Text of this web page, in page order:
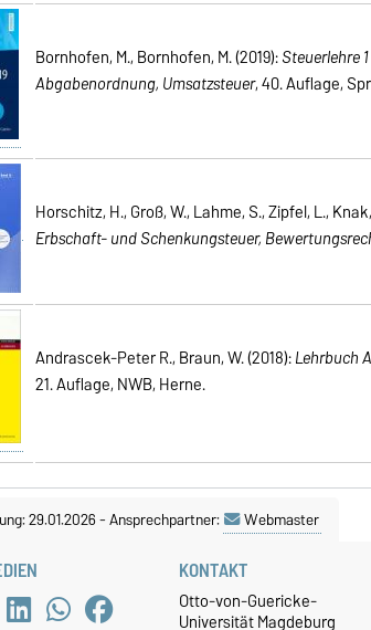
Bornhofen, M., Bornhofen, M. (2019):Steuerlehre
Abgabenordnung, Umsatzsteuer, 40. Auflage,
Horschitz, H., Groß, W., Lahme, S., Zipfel, L.,
Erbschaft- und Schenkungsteuer,
Andrascek-Peter R., Braun, W. (2018):Lehrbuch
21. Auflage, NWB, Herne.
29.01.2026-Ansprechpartner: Webmaster
KONTAKT
Otto-von-Guericke-
Universität Magdeburg